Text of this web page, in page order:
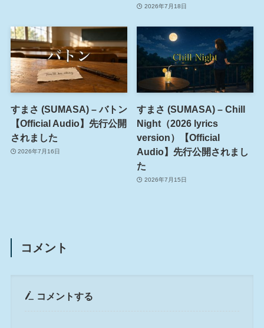
2026年7月18日
すまさ (SUMASA) – バトン
【Official Audio】先行公開
されました
2026年7月16日
すまさ (SUMASA) – Chill
Night（2026 lyrics
version）【Official
Audio】先行公開されまし
た
2026年7月15日
コメント
コメントする